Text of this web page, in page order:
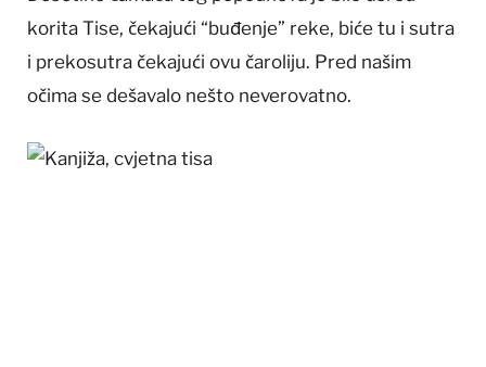
korita Tise, čekajući “buđenje” reke, biće tu i sutra
i prekosutra čekajući ovu čaroliju. Pred našim
očima se dešavalo nešto neverovatno.